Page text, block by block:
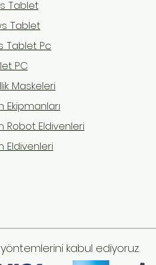
mi? Hangi
ve
benzeyen
iki
"Hangisini
5 üzerinden 0 yıldız
Tablet
Tablet
Tablet Pc
PC
Maskeleri
Ekipmanları
Robot Eldivenleri
Eldivenleri
kabul ediyoruz.